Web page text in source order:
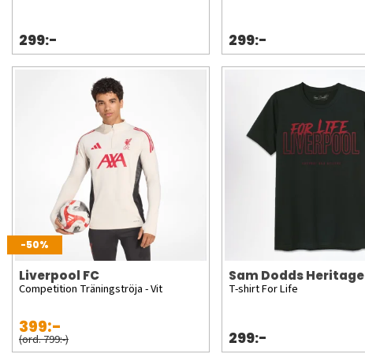
299:- 299:-
-50%
Liverpool FC
Competition Träningströja - Vit
399:-
(ord. 799:-)
Sam Dodds Heritage
T-shirt For Life
299:-